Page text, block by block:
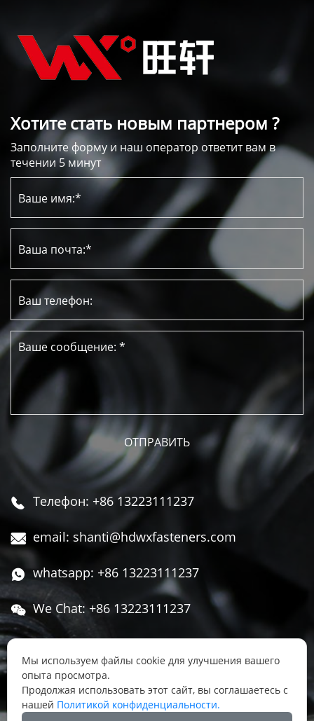
Хотите стать новым партнером ?
Заполните форму и наш оператор ответит вам в
течении 5 минут
 Телефон: +86 13223111237
 email: shanti@hdwxfasteners.com
 whatsapp: +86 13223111237
 We Chat: +86 13223111237
Адрес: Северная часть Западной улицы,
Чжоуцунь, поселок Сису, район Юннянь,
город Ханьдань, провинция Хэбэй, Китай
Мы используем файлы cookie для улучшения вашего
опыта просмотра.
Продолжая использовать этот сайт, вы соглашаетесь с
нашей Политикой конфиденциальности.